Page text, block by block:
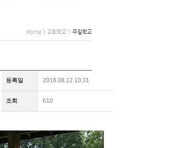
Home > 교회학교 > 주일학교
등록일 2018.08.12 10:31
조회 610